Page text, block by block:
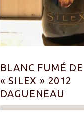
BLANC FUMÉ
« SILEX » 2012
DAGUENEAU